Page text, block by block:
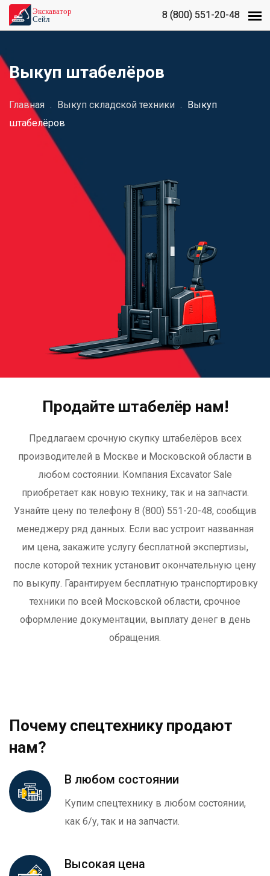
8 (800) 551-20-48
8 (800) 551-20-48
Выкуп штабелёров
Главная . Выкуп складской техники . Выкуп
штабелёров
Продайте штабелёр нам!
Предлагаем срочную скупку штабелёров всех
производителей в Москве и Московской области в
любом состоянии. Компания Excavator Sale
приобретает как новую технику, так и на запчасти.
Узнайте цену по телефону 8 (800) 551-20-48, сообщив
менеджеру ряд данных. Если вас устроит названная
им цена, закажите услугу бесплатной экспертизы,
после которой техник установит окончательную цену
по выкупу. Гарантируем бесплатную транспортировку
техники по всей Московской области, срочное
оформление документации, выплату денег в день
обращения.
Почему спецтехнику продают
нам?
В любом состоянии
Купим спецтехнику в любом состоянии,
как б/у, так и на запчасти.
Высокая цена